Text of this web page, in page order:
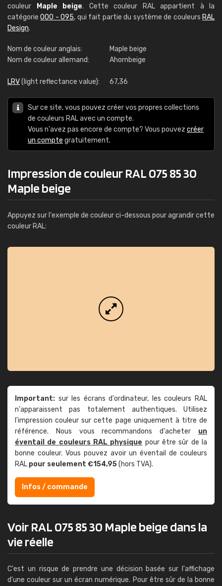
couleur
Maple beige. Cette couleur RAL appartient à la
catégorie000 - 095, qui fait partie du système de couleurs RAL
Design.
Nom de couleur anglais:
Maple beige
Nom de couleur allemand:
Ahornbeige
LRV(light reflectance value): 67,36
Sur ce site, vous pouvez créer vos propres collections
de couleurs RAL avec un compte.
Vous n'avez pas encore de compte? Vous pouvez créer
un compte gratuitement.
Impression de couleur RAL 075 85 30
Maple beige
Appuyez sur l'exemple de couleur ci-dessous pour agrandir cette
couleur RAL:
Important: sur les écrans d'ordinateur, les couleurs RAL
n'apparaissent pas totalement authentiques. Utilisez
l'impression couleur sur cette page uniquement à titre de
référence. Nous vous recommandons d'acheter un
éventail de couleurs RAL physique pour être sûr de la
bonne couleur. Vous pouvez avoir un éventail de couleurs
RAL pour seulement €154,95(hors TVA).
Infos / commande
Voir RAL 075 85 30 Maple beige dans la
vie réelle
C'est un risque de prendre une décision basée sur l'affichage
d'une couleur sur un écran numérique. Pour être sûr de la bonne